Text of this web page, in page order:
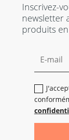
Inscrivez-
newsletter
produits